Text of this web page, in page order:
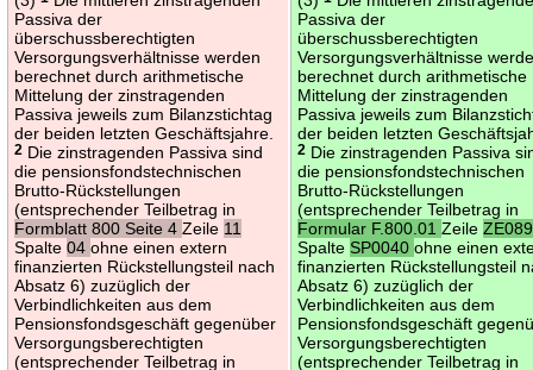
Passiva der
überschussberechtigten
Versorgungsverhältnisse werden
berechnet durch arithmetische
Mittelung der zinstragenden
Passiva jeweils zum Bilanzstichtag
der beiden letzten Geschäftsjahre.
2 Die zinstragenden Passiva sind
die pensionsfondstechnischen
Brutto-Rückstellungen
(entsprechender Teilbetrag in
Formblatt 800 Seite 4Zeile 11
Spalte04ohne einen extern
finanzierten Rückstellungsteil nach
Absatz 6) zuzüglich der
Verbindlichkeiten aus dem
Pensionsfondsgeschäft gegenüber
Versorgungsberechtigten
(entsprechender Teilbetrag in
Passiva der
überschussberechtigten
Versorgungsverhältnisse
berechnet durch arithmetische
Mittelung der zinstragenden
Passiva jeweils zum
der beiden letzten
2 Die zinstragenden Passiva
die pensionsfondstechnischen
Brutto-Rückstellungen
(entsprechender Teilbetrag in
Formular F.800.01Zeile
SpalteSP0040ohne einen
finanzierten Rückstellungsteil
Absatz 6) zuzüglich der
Verbindlichkeiten aus dem
Pensionsfondsgeschäft
Versorgungsberechtigten
(entsprechender Teilbetrag in